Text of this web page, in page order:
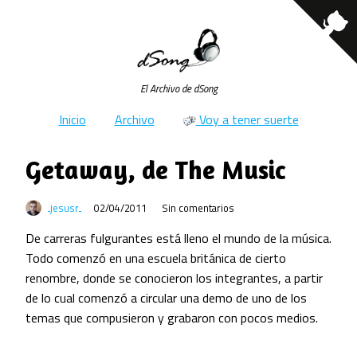
El Archivo de dSong
Inicio Archivo Voy a tener suerte
Getaway, de The Music
jesusr 02/04/2011 Sin comentarios
De carreras fulgurantes está lleno el mundo de la música.
Todo comenzó en una escuela británica de cierto
renombre, donde se conocieron los integrantes, a partir
de lo cual comenzó a circular una demo de uno de los
temas que compusieron y grabaron con pocos medios.